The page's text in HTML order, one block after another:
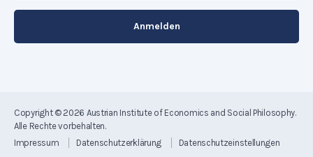
Copyright © 2026 Austrian Institute of Economics and Social Philosophy.
Alle Rechte vorbehalten.
Impressum
Datenschutzerklärung Datenschutzeinstellungen